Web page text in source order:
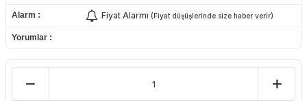
Alarm Fiyat Alarmı (Fiyat düşüşlerinde size haber verir)
Yorumlar